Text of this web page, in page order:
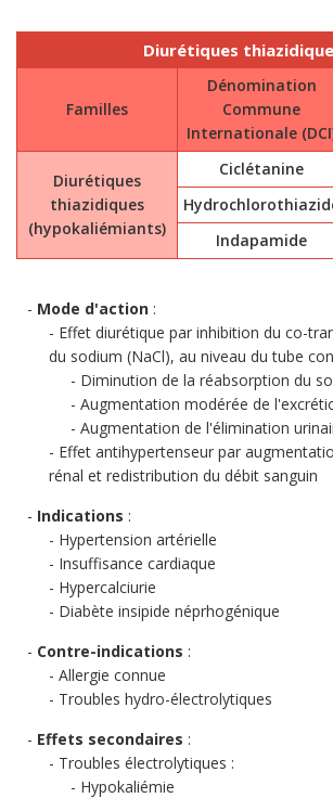
Diurétiques
Familles
Dénomination
Commune
Internationale
Diurétiques
thiazidiques
(hypokaliémiants)
Ciclétanine
Indapamide
Mode d'action :
Effet diurétique par inhibition du co-
du sodium (NaCl), au niveau du tube
Diminution de la réabsorption du
Augmentation modérée de
Augmentation de l'élimination
Effet antihypertenseur par
rénal et redistribution du débit sanguin
Indications :
Hypertension artérielle
Insuffisance cardiaque
Hypercalciurie
Diabète insipide néprhogénique
Contre-indications :
Allergie connue
Troubles hydro-électrolytiques
Effets secondaires :
Troubles électrolytiques :
Hypokaliémie